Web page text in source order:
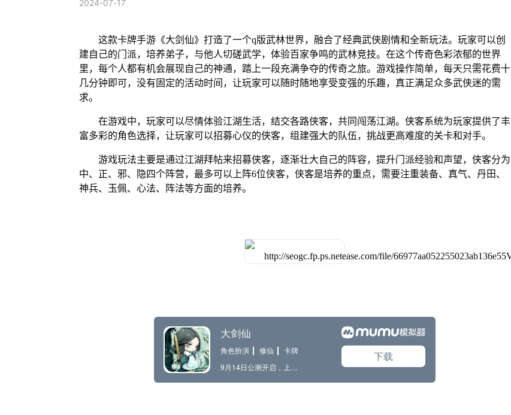
2024-07-17
这款卡牌手游《大剑仙》打造了一个q版武林世界，融合了经典武侠剧情和全新玩法。玩家可以创
建自己的门派，培养弟子，与他人切磋武学，体验百家争鸣的武林竞技。在这个传奇色彩浓郁的世界
里，每个人都有机会展现自己的神通，踏上一段充满争夺的传奇之旅。游戏操作简单，每天只需花费十
几分钟即可，没有固定的活动时间，让玩家可以随时随地享受变强的乐趣，真正满足众多武侠迷的需
求。
在游戏中，玩家可以尽情体验江湖生活，结交各路侠客，共同闯荡江湖。侠客系统为玩家提供了丰
富多彩的角色选择，让玩家可以招募心仪的侠客，组建强大的队伍，挑战更高难度的关卡和对手。
游戏玩法主要是通过江湖拜帖来招募侠客，逐渐壮大自己的阵容，提升门派经验和声望，侠客分为
中、正、邪、隐四个阵营，最多可以上阵6位侠客，侠客是培养的重点，需要注重装备、真气、丹田、
神兵、玉佩、心法、阵法等方面的培养。